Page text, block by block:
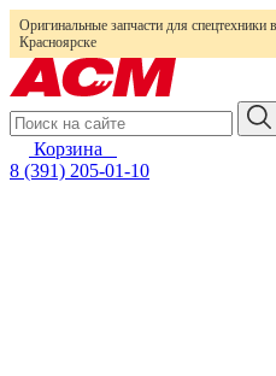
Оригинальные запчасти для спецтехники в
Красноярске
Корзина
8 (391) 205-01-10